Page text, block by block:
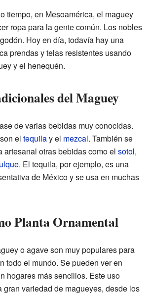
tiempo, en Mesoamérica, el maguey
ropa para la gente común. Los nobles
Hoy en día, todavía hay una
prendas y telas resistentes usando
y el henequén.
del Maguey
de varias bebidas muy conocidas.
el tequilay el mezcal. También se
artesanal otras bebidas como el sotol,
. El tequila, por ejemplo, es una
de México y se usa en muchas
Planta Ornamental
o agave son muy populares para
todo el mundo. Se pueden ver en
hogares más sencillos. Este uso
gran variedad de magueyes, desde los